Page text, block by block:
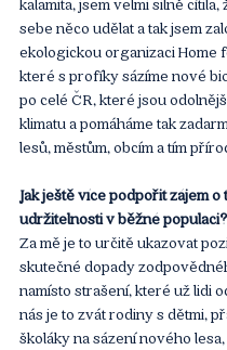
sebe něco udělat a tak jsem
ekologickou organizaci Home
které s profíky sázíme nové
po celé ČR, které jsou
klimatu a pomáháme tak
lesů, městům, obcím a tím
Jak ještě více podpořit zájem o
udržitelnosti v běžné populaci?
Za mě je to určitě ukazovat
skutečné dopady
namísto strašení, které už lidi
nás je to zvát rodiny s dětmi,
školáky na sázení nového